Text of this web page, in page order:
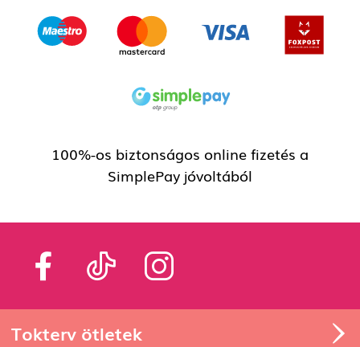
100%-os biztonságos online fizetés a
SimplePay jóvoltából
Tokterv ötletek